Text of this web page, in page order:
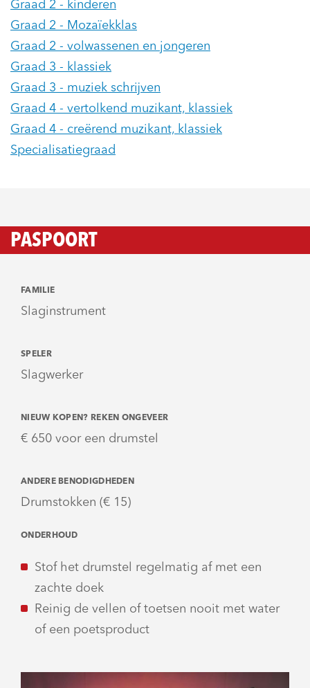
Graad 2 - kinderen
Graad 2 - Mozaïekklas
Graad 2 - volwassenen en jongeren
Graad 3 - klassiek
Graad 3 - muziek schrijven
Graad 4 - vertolkend muzikant, klassiek
Graad 4 - creërend muzikant, klassiek
Specialisatiegraad
PASPOORT
FAMILIE
Slaginstrument
SPELER
Slagwerker
NIEUW KOPEN? REKEN ONGEVEER
€ 650 voor een drumstel
ANDERE BENODIGDHEDEN
Drumstokken (€ 15)
ONDERHOUD
Stof het drumstel regelmatig af met een
zachte doek
Reinig de vellen of toetsen nooit met water
of een poetsproduct